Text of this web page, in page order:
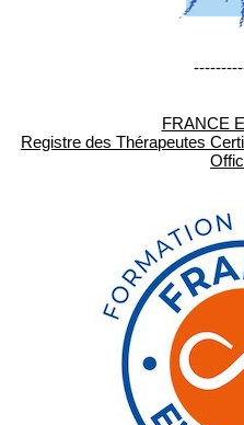
FRANCE
Registre des Thérapeutes